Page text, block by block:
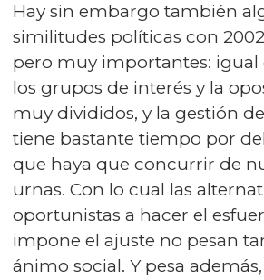
Hay sin embargo también
similitudes políticas con
pero muy importantes: igual
los grupos de interés y la
muy divididos, y la gestión
tiene bastante tiempo por
que haya que concurrir de
urnas. Con lo cual las
oportunistas a hacer el
impone el ajuste no pesan
ánimo social. Y pesa